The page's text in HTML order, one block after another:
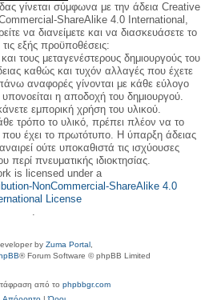
γίνεται σύμφωνα με την άδεια Creative
ShareAlike 4.0 International,
να διανείμετε και να διασκευάσετε το
εξής προϋποθέσεις:
τους μεταγενέστερους δημιουργούς του
καθώς και τυχόν αλλαγές που έχετε
αναφορές γίνονται με κάθε εύλογο
η αποδοχή του δημιουργού.
εμπορική χρήση του υλικού.
τρόπο το υλικό, πρέπει πλέον να το
που έχει το πρωτότυπο. Η ύπαρξη άδειας
ούτε υποκαθιστά τις ισχύουσες
περί πνευματικής ιδιοκτησίας.
is licensed under a
NonCommercial-ShareAlike 4.0
License
.
by Zuma Portal
® Forum Software © phpBB Limited
από το phpbbgr.com